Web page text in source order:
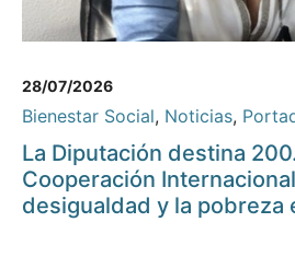
28/07/2026
Bienestar Social, Noticias,
La Diputación destina
Cooperación
desigualdad y la pobreza